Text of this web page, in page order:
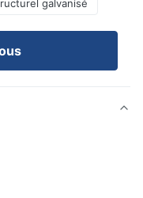
galvanisé